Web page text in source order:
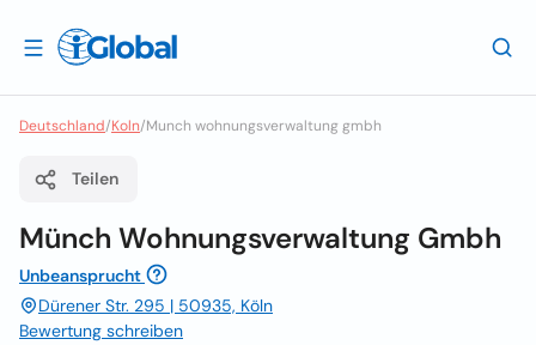
Deutschland/Koln/Munch wohnungsverwaltung gmbh
Teilen
Münch Wohnungsverwaltung Gmbh
Unbeansprucht
Dürener Str. 295 | 50935, Köln
Bewertung schreiben